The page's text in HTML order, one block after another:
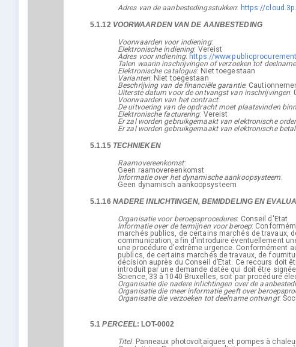
Adres van de aanbestedingsstukken: https://
5.1.12 VOORWAARDEN VAN DE AANBESTEDING
Voorwaarden voor indiening:
Elektronische indiening: Vereist
Adres voor indiening: https://
Talen waarin inschrijvingen of verzoeken tot
Elektronische catalogus: Niet toegestaan
Varianten: Niet toegestaan
Beschrijving van de financiële garantie:
Uiterste datum voor de ontvangst van inschrijvingen:
Voorwaarden van het contract:
De uitvoering van de opdracht moet plaatsvinden
Elektronische facturering: Vereist
Er zal worden gebruikgemaakt van elektronische
Er zal worden gebruikgemaakt van elektronische
5.1.15 TECHNIEKEN
Raamovereenkomst:
Geen raamovereenkomst
Informatie over het dynamische aankoopsysteem:
Geen dynamisch aankoopsysteem
5.1.16 NADERE INLICHTINGEN, BEMIDDELING EN
Organisatie voor beroepsprocedures: Conseil d'Etat
Informatie over de termijnen voor beroep:
marchés publics, de certains marchés de travaux,
communication, afin d'introduire éventuellement
une procédure d’extrême urgence. Conformément
publics, de certains marchés de travaux, de
décision auprès du Conseil d’Etat. Ce recours doit
introduit par une demande datée qui doit être
Science, 33 à 1040 Bruxelles, soit par procédure
Organisatie die nadere inlichtingen over de
Organisatie die meer informatie geeft over
Organisatie die verzoeken tot deelname ontvangt:
5.1PERCEEL:LOT-0002
Titel: Panneaux photovoltaïques et pompes à